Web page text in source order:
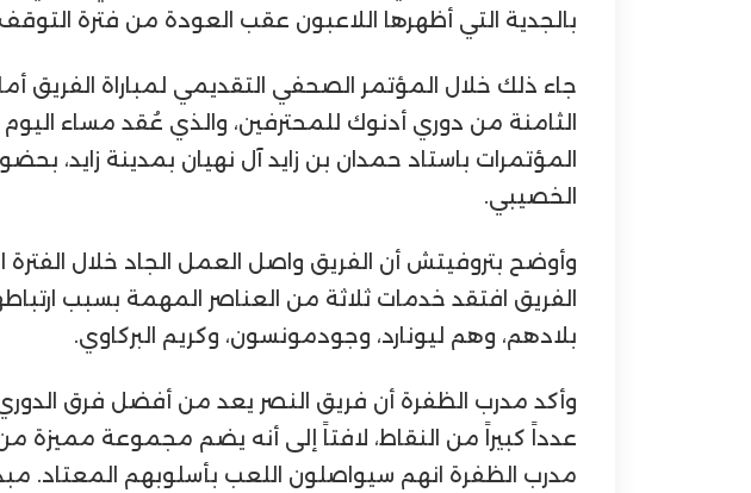
بالجدية التي أظهرها اللاعبون عقب العودة من فترة
جاء ذلك خلال المؤتمر الصحفي التقديمي لمباراة الفريق
الثامنة من دوري أدنوك للمحترفين، والذي عُقد مساء اليوم
المؤتمرات باستاد حمدان بن زايد آل نهيان بمدينة زايد،
الخصيبي.
وأوضح بتروفيتش أن الفريق واصل العمل الجاد خلال الفترة
الفريق افتقد خدمات ثلاثة من العناصر المهمة بسبب
بلادهم، وهم ليونارد، وجودمونسون، وكريم البركاوي.
وأكد مدرب الظفرة أن فريق النصر يعد من أفضل فرق
عدداً كبيراً من النقاط، لافتاً إلى أنه يضم مجموعة مميزة
مدرب الظفرة انهم سيواصلون اللعب بأسلوبهم المعتاد.